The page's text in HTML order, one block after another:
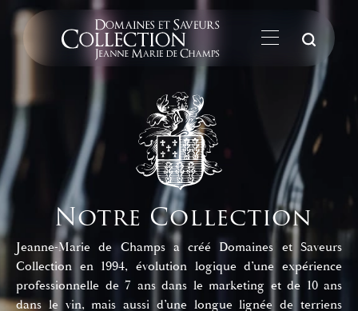
Notre Collection
Jeanne-Marie de Champs a créé Domaines et Saveurs
Collection en 1994, évolution logique d’une expérience
professionnelle de 7 ans dans le marketing et de 10 ans
dans le vin, mais aussi d’une longue lignée de terriens